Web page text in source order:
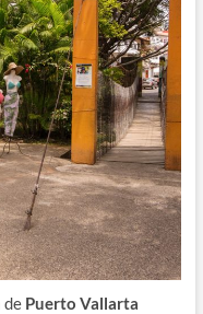
de Puerto Vallarta